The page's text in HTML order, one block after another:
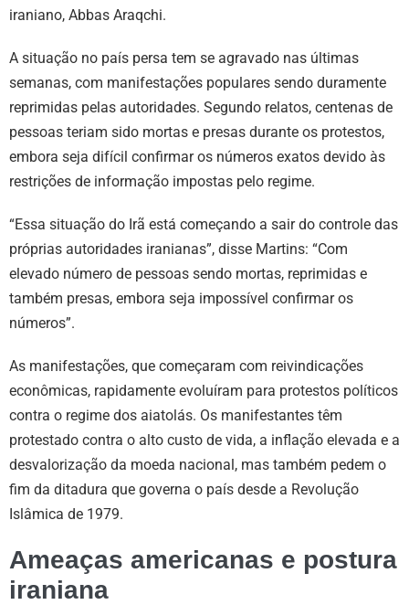
iraniano, Abbas Araqchi.
A situação no país persa tem se agravado nas últimas
semanas, com manifestações populares sendo duramente
reprimidas pelas autoridades. Segundo relatos, centenas de
pessoas teriam sido mortas e presas durante os protestos,
embora seja difícil confirmar os números exatos devido às
restrições de informação impostas pelo regime.
“Essa situação do Irã está começando a sair do controle das
próprias autoridades iranianas”, disse Martins: “Com
elevado número de pessoas sendo mortas, reprimidas e
também presas, embora seja impossível confirmar os
números”.
As manifestações, que começaram com reivindicações
econômicas, rapidamente evoluíram para protestos políticos
contra o regime dos aiatolás. Os manifestantes têm
protestado contra o alto custo de vida, a inflação elevada e a
desvalorização da moeda nacional, mas também pedem o
fim da ditadura que governa o país desde a Revolução
Islâmica de 1979.
Ameaças americanas e postura
iraniana